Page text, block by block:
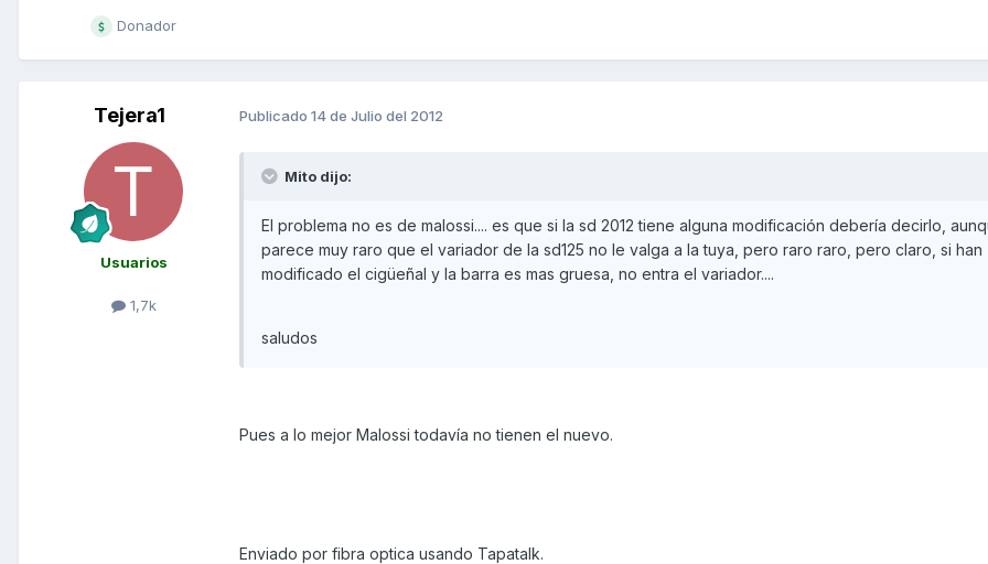
Donador
Tejera1
Usuarios
1,7k
Publicado 14 de Julio del 2012
Mito dijo:
El problema no es de malossi.... es que si la sd 2012 tiene alguna modificación debería decirlo,
parece muy raro que el variador de la sd125 no le valga a la tuya, pero raro raro, pero claro, si han
modificado el cigüeñal y la barra es mas gruesa, no entra el variador....
saludos
Pues a lo mejor Malossi todavía no tienen el nuevo.
Enviado por fibra optica usando Tapatalk.